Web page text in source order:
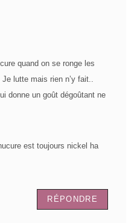
quand on se ronge les
lutte mais rien n’y fait..
donne un goût dégoûtant ne
est toujours nickel ha
RÉPONDRE